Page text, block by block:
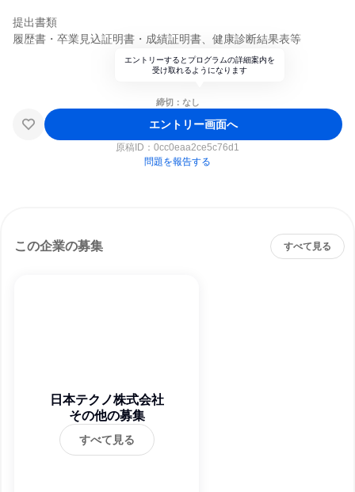
提出書類
履歴書・卒業見込証明書・成績証明書、健康診断結果表等
エントリーするとプログラムの詳細案内を
受け取れるようになります
締切：なし
エントリー画面へ
原稿ID： 0cc0eaa2ce5c76d1
問題を報告する
この企業の募集 すべて見る
日本テクノ株式会社
その他の募集
すべて見る